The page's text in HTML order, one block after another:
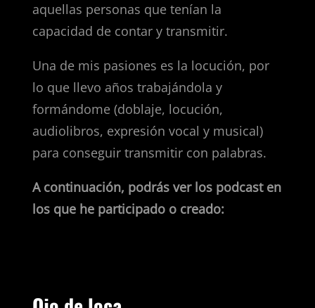
aquellas personas que tenían la
capacidad de contar y transmitir.
Una de mis pasiones es la locución, por
lo que llevo años trabajándola y
formándome (doblaje, locución,
audiolibros, expresión vocal y musical)
para conseguir transmitir con palabras.
A continuación, podrás ver los podcast en
los que he participado o creado: